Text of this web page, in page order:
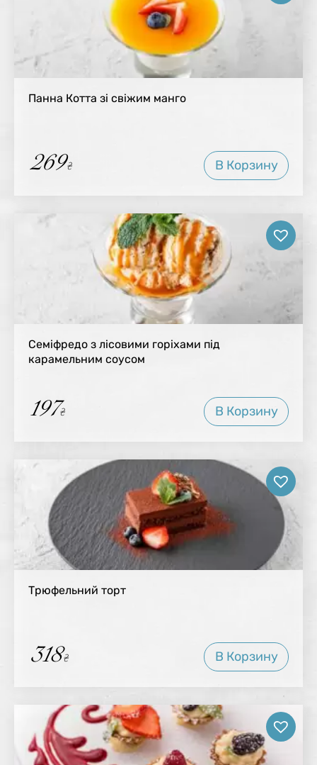
Панна Котта зі свіжим манго
269₴ В Корзину
Семіфредо з лісовими горіхами під
карамельним соусом
197₴ В Корзину
Трюфельний торт
318₴ В Корзину